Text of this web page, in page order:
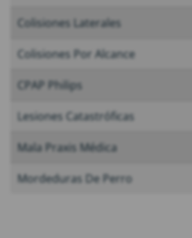
Colisiones Laterales
Colisiones Por Alcance
CPAP Philips
Lesiones Catastróficas
Mala Praxis Médica
Mordeduras De Perro